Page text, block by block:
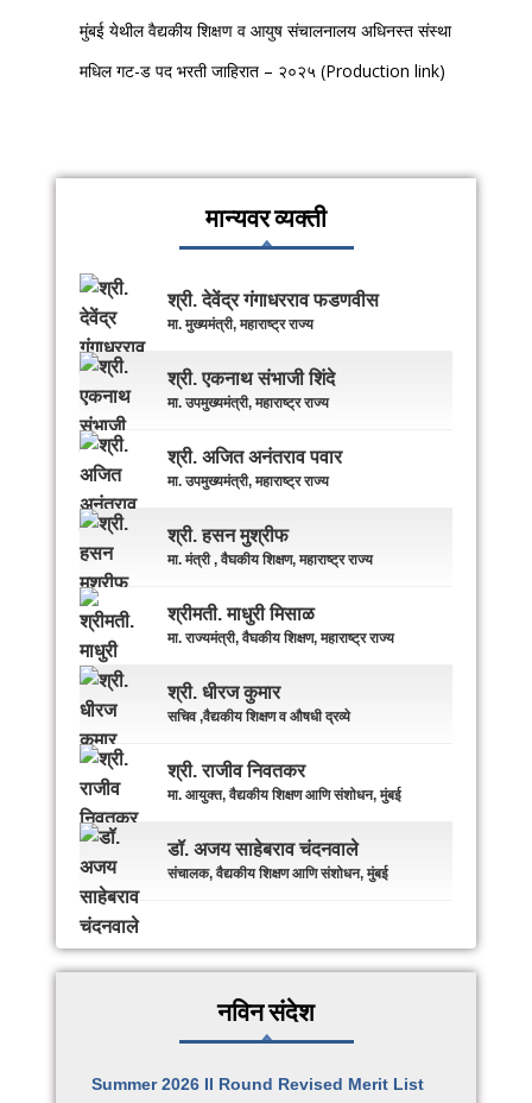
मुंबई येथील वैद्यकीय शिक्षण व आयुष संचालनालय अधिनस्त संस्था
मधिल गट-ड पद भरती जाहिरात – २०२५ (Production link)
मान्यवर व्यक्ती
श्री. देवेंद्र गंगाधरराव फडणवीस
मा. मुख्यमंत्री, महाराष्ट्र राज्य
श्री. एकनाथ संभाजी शिंदे
मा. उपमुख्यमंत्री, महाराष्ट्र राज्य
श्री. अजित अनंतराव पवार
मा. उपमुख्यमंत्री, महाराष्ट्र राज्य
श्री. हसन मुश्रीफ
मा. मंत्री , वैघकीय शिक्षण, महाराष्ट्र राज्य
श्रीमती. माधुरी मिसाळ
मा. राज्यमंत्री, वैघकीय शिक्षण, महाराष्ट्र राज्य
श्री. धीरज कुमार
सचिव ,वैद्यकीय शिक्षण व औषधी द्रव्ये
श्री. राजीव निवतकर
मा. आयुक्त, वैद्यकीय शिक्षण आणि संशोधन, मुंबई
डॉ. अजय साहेबराव चंदनवाले
संचालक, वैद्यकीय शिक्षण आणि संशोधन, मुंबई
नविन संदेश
Summer 2026 II Round Revised Merit List